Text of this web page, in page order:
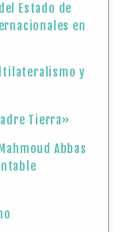
Estado de
en
y
Tierra»
Abbas